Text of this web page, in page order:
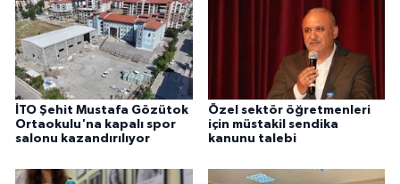
İTO Şehit Mustafa Gözütok
Ortaokulu'na kapalı spor
salonu kazandırılıyor
Özel sektör öğretmenleri
için müstakil sendika
kanunu talebi